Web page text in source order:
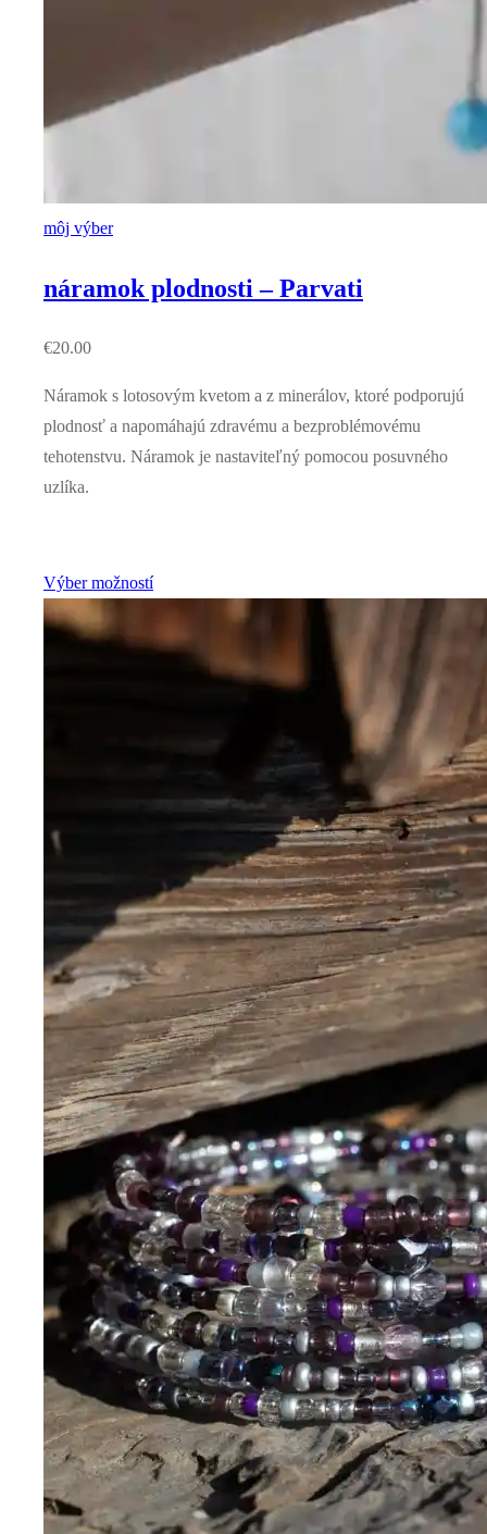
môj výber
náramok plodnosti – Parvati
€20.00
Náramok s lotosovým kvetom a z minerálov, ktoré podporujú
plodnosť a napomáhajú zdravému a bezproblémovému
tehotenstvu. Náramok je nastaviteľný pomocou posuvného
uzlíka.
Výber možností